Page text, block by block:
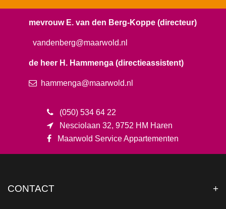
CONTACT
mevrouw E. van den Berg-Koppe (directeur)
vandenberg@maarwold.nl
de heer H. Hammenga (directieassistent)
hammenga@maarwold.nl
(050) 534 64 22
Nesciolaan 32, 9752 HM Haren
Maarwold Service Appartementen